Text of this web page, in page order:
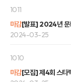
1011
마감
2024-03-25
1010
마감[모집] 제4회 스타